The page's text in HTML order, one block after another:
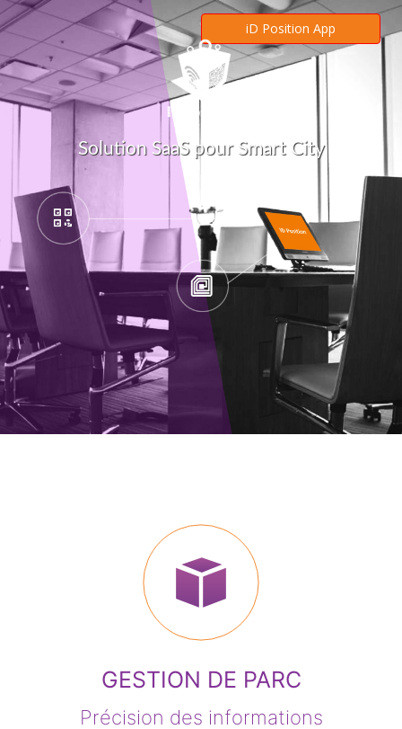
iD Position App
Solution SaaS pour Smart City
GESTION DE PARC
Précision des informations